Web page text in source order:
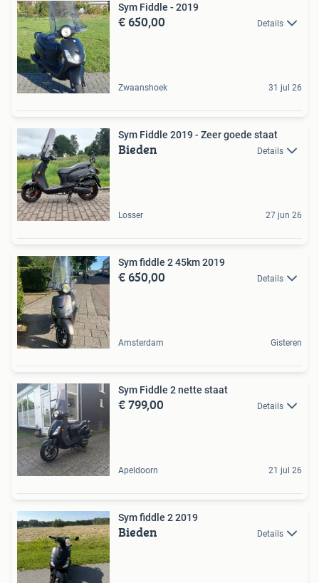
Sym Fiddle - 2019
€ 650,00 Details
Zwaanshoek 31 jul 26
Sym Fiddle 2019 - Zeer goede staat
Bieden Details
Losser 27 jun 26
Sym fiddle 2 45km 2019
€ 650,00 Details
Amsterdam Gisteren
Sym Fiddle 2 nette staat
€ 799,00 Details
Apeldoorn 21 jul 26
Sym fiddle 2 2019
Bieden Details